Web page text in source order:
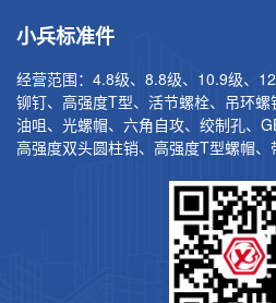
小兵标准件
经营范围：4.8级、8.8级、10.9级、
铆钉、高强度T型、活节螺栓、吊环螺
油咀、光螺帽、六角自攻、绞制孔、
高强度双头圆柱销、高强度T型螺帽、